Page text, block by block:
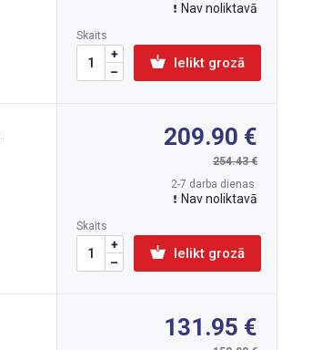
Nav noliktavā
Skaits
Ielikt grozā
209.90
254.43
2-7 darba dienas
Nav noliktavā
Skaits
Ielikt grozā
131.95